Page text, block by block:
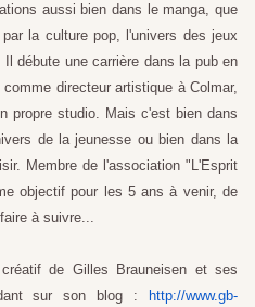
aussi bien dans le manga, que
la culture pop, l'univers des jeux
débute une carrière dans la pub en
directeur artistique à Colmar,
propre studio. Mais c'est bien dans
de la jeunesse ou bien dans la
Membre de l'association "L'Esprit
objectif pour les 5 ans à venir, de
à suivre...
de Gilles Brauneisen et ses
sur son blog :
http://www.gb-